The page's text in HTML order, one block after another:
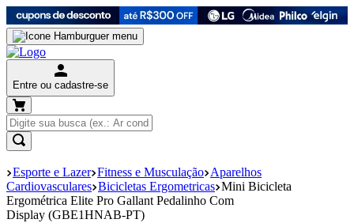
Entre ou cadastre-se
Esporte e Lazer Fitness e Musculação Aparelhos
Cardiovasculares Bicicletas Ergometricas Mini Bicicleta
Ergométrica Elite Pro Gallant Pedalinho Com
Display (GBE1HNAB-PT)